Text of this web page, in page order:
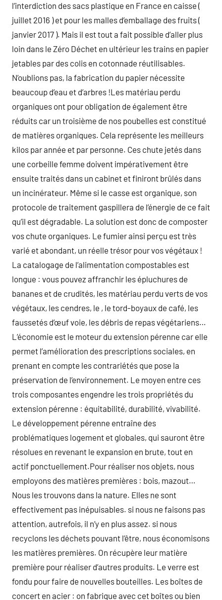
l’interdiction des sacs plastique en France en caisse (
juillet 2016 ) et pour les malles d’emballage des fruits (
janvier 2017 ). Mais il est tout a fait possible d’aller plus
loin dans le Zéro Déchet en ultérieur les trains en papier
jetables par des colis en cotonnade réutilisables.
N’oublions pas, la fabrication du papier nécessite
beaucoup d’eau et d’arbres !Les matériau perdu
organiques ont pour obligation de également être
réduits car un troisième de nos poubelles est constitué
de matières organiques. Cela représente les meilleurs
kilos par année et par personne. Ces chute jetés dans
une corbeille femme doivent impérativement être
ensuite traités dans un cabinet et finiront brûlés dans
un incinérateur. Même si le casse est organique, son
protocole de traitement gaspillera de l’énergie de ce fait
qu’il est dégradable. La solution est donc de composter
vos chute organiques. Le fumier ainsi perçu est très
varié et abondant, un réelle trésor pour vos végétaux !
La catalogage de l’alimentation compostables est
longue : vous pouvez affranchir les épluchures de
bananes et de crudités, les matériau perdu verts de vos
végétaux, les cendres, le , le tord-boyaux de café, les
faussetés d’œuf voie, les débris de repas végétariens…
L’économie est le moteur du extension pérenne car elle
permet l’amélioration des prescriptions sociales, en
prenant en compte les contrariétés que pose la
préservation de l’environnement. Le moyen entre ces
trois composantes engendre les trois propriétés du
extension pérenne : équitabilité, durabilité, vivabilité.
Le développement pérenne entraîne des
problématiques logement et globales, qui sauront être
résolues en revenant le expansion en brute, tout en
actif ponctuellement.Pour réaliser nos objets, nous
employons des matières premières : bois, mazout…
Nous les trouvons dans la nature. Elles ne sont
effectivement pas inépuisables. si nous ne faisons pas
attention, autrefois, il n’y en plus assez. si nous
recyclons les déchets pouvant l’être, nous économisons
les matières premières. On récupère leur matière
première pour réaliser d’autres produits. Le verre est
fondu pour faire de nouvelles bouteilles. Les boîtes de
concert en acier : on fabrique avec cet boîtes ou bien